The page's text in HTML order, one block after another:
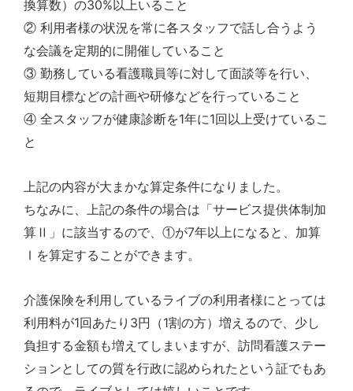
換算数）の30% 以上いること
② 利用者様の状況を常に各スタッフで話し合うよう
な会議を定期的に開催していること
③ 勤務している看護職員等に対して面談等を行い、
短期目標などの計画や研修などを行っていること
④ 全スタッフが健康診断を1年に1回以上受けているこ
と
上記の内容が大まかな算定条件になりました。
ちなみに、上記の条件の場合は「サービス提供体制加
算Ⅱ」に該当するので、①が7年以上になると、加算
Ⅰを算定することができます。
介護保険を利用しているライブの利用者様にとっては
利用料が1回あたり 3円（1割の方）増えるので、少し
負担する金額も増えてしまいますが、訪問看護ステー
ションとしての質を行政に認められたという証でもあ